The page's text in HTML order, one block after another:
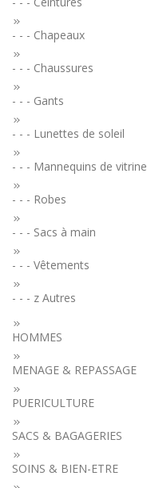
- - - Chapeaux
- - - Chaussures
- - - Gants
- - - Lunettes de soleil
- - - Mannequins de vitrine
- - - Robes
- - - Sacs à main
- - - Vêtements
- - - z Autres
HOMMES
MENAGE & REPASSAGE
PUERICULTURE
SACS & BAGAGERIES
SOINS & BIEN-ETRE